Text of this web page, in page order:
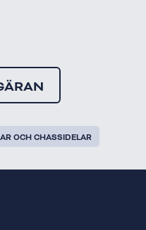
OCH CHASSIDELAR